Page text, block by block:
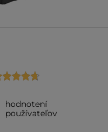
hodnotení
používateľov